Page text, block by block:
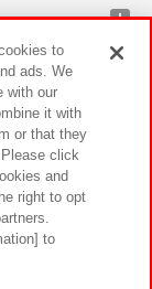
ポリシー
方針と検証結果
to
ads. We
with our
it with
or that they
click
and
right to opt
to